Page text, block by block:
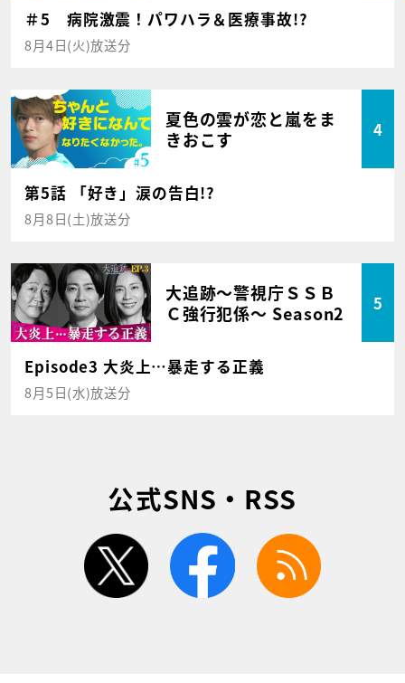
＃5 病院激震！パワハラ＆医療事故!?
8月4日(火)放送分
夏色の雲が恋と嵐をま
きおこす
4
第5話 「好き」涙の告白!?
8月8日(土)放送分
大追跡～警視庁ＳＳＢ
Ｃ強行犯係～ Season2
5
Episode3 大炎上…暴走する正義
8月5日(水)放送分
公式SNS・RSS
twitter facebook